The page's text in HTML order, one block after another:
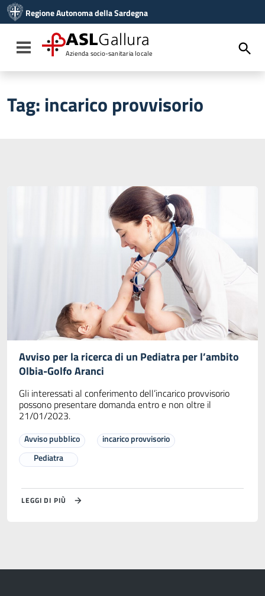
Vai al menu di navigazione
Vai al footer
Regione Autonoma della Sardegna
Toggle navigation
ASLGallura
Azienda socio-sanitaria locale
Tag: incarico provvisorio
Avviso per la ricerca di un Pediatra per l’ambito
Olbia-Golfo Aranci
Gli interessati al conferimento dell’incarico provvisorio
possono presentare domanda entro e non oltre il
21/01/2023.
Avviso pubblico
incarico provvisorio
Pediatra
LEGGI DI PIÙ